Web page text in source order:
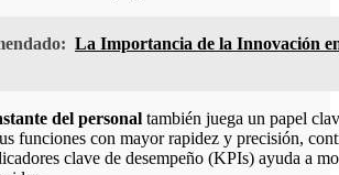
La Importancia de la Innovación
del personal también juega un papel
funciones con mayor rapidez y precisión,
clave de desempeño (KPIs) ayuda a